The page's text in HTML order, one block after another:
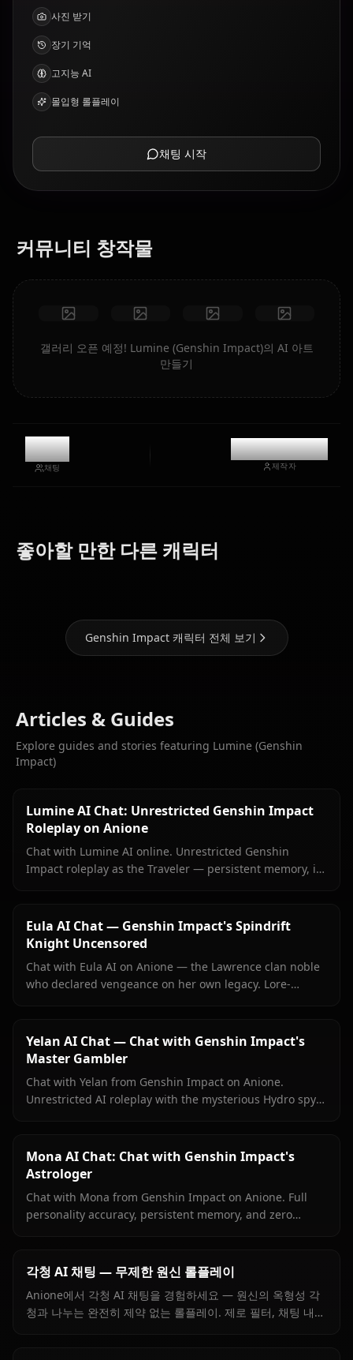
사진 받기
장기 기억
고지능 AI
몰입형 롤플레이
채팅 시작
커뮤니티 창작물
갤러리 오픈 예정! Lumine (Genshin Impact)의 AI 아트
만들기
9.4k
채팅
@kinayymon
제작자
좋아할 만한 다른 캐릭터
(Genshin
(Genshin
Genshin Impact 캐릭터 전체 보기
Articles & Guides
Explore guides and stories featuring Lumine (Genshin
Impact)
Lumine AI Chat: Unrestricted Genshin Impact
Roleplay on Anione
Chat with Lumine AI online. Unrestricted Genshin
Impact roleplay as the Traveler — persistent memory, in-
Eula AI Chat — Genshin Impact's Spindrift
Knight Uncensored
Chat with Eula AI on Anione — the Lawrence clan noble
who declared vengeance on her own legacy. Lore-
Yelan AI Chat — Chat with Genshin Impact's
Master Gambler
Chat with Yelan from Genshin Impact on Anione.
Unrestricted AI roleplay with the mysterious Hydro spy
Mona AI Chat: Chat with Genshin Impact's
Astrologer
Chat with Mona from Genshin Impact on Anione. Full
personality accuracy, persistent memory, and zero
각청 AI 채팅 — 무제한 원신 롤플레이
Anione에서 각청 AI 채팅을 경험하세요 — 원신의 옥형성 각
청과 나누는 완전히 제약 없는 롤플레이. 제로 필터, 채팅 내